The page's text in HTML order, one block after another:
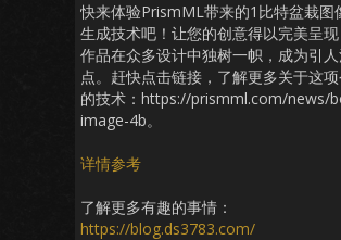
快来体验PrismML带来的1比特盆栽图
生成技术吧！让您的创意得以完美呈
作品在众多设计中独树一帜，成为引
点。赶快点击链接，了解更多关于这
的技术：https://prismml.com/news/
image-4b。
详情参考
了解更多有趣的事情：
https://blog.ds3783.com/